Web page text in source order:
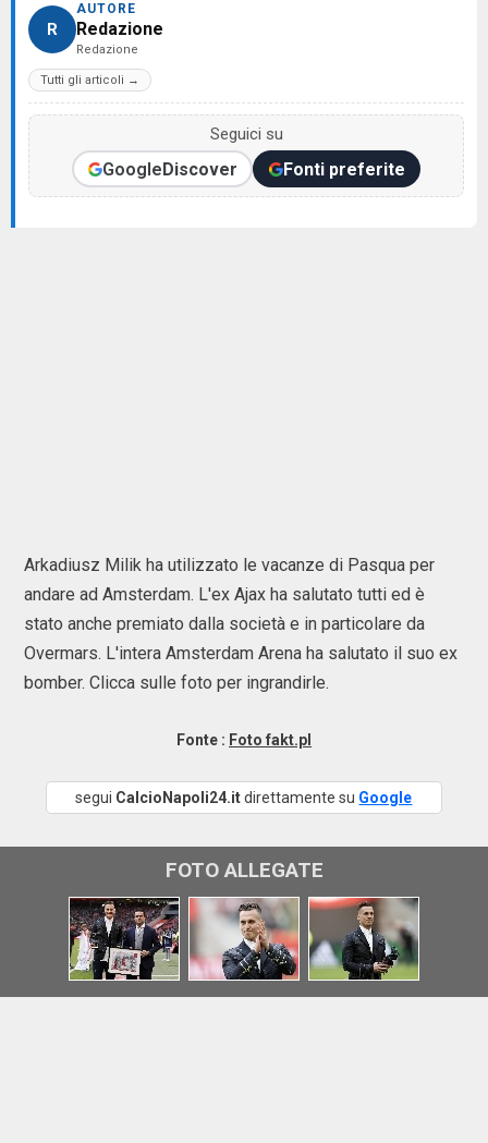
R
AUTORE
Redazione
Redazione
Tutti gli articoli →
Seguici su
GoogleDiscover Fonti preferite
Arkadiusz Milik ha utilizzato le vacanze di Pasqua per
andare ad Amsterdam. L'ex Ajax ha salutato tutti ed è
stato anche premiato dalla società e in particolare da
Overmars. L'intera Amsterdam Arena ha salutato il suo ex
bomber. Clicca sulle foto per ingrandirle.
Fonte : Foto fakt.pl
segui CalcioNapoli24.itdirettamente su Google
FOTO ALLEGATE